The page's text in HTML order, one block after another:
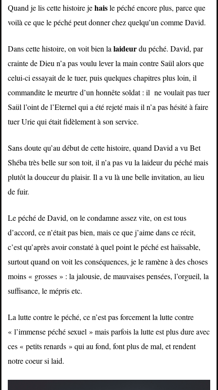
Quand je lis cette histoire jehaisle péché encore plus, parce que
voilà ce que le péché peut donner chez quelqu’un comme David.
Dans cette histoire, on voit bien lalaideurdu péché. David, par
crainte de Dieu n’a pas voulu lever la main contre Saül alors que
celui-ci essayait de le tuer, puis quelques chapitres plus loin, il
commandite le meurtre d’un honnête soldat : il ne voulait pas tuer
Saül l’oint de l’Eternel qui a été rejeté mais il n’a pas hésité à faire
tuer Urie qui était fidèlement à son service.
Sans doute qu’au début de cette histoire, quand David a vu Bet
Shéba très belle sur son toit, il n’a pas vu la laideur du péché mais
plutôt la douceur du plaisir. Il a vu là une belle invitation, au lieu
de fuir.
Le péché de David, on le condamne assez vite, on est tous
d’accord, ce n’était pas bien, mais ce que j’aime dans ce récit,
c’est qu’après avoir constaté à quel point le péché est haïssable,
surtout quand on voit les conséquences, je le ramène à des choses
moins « grosses » : la jalousie, de mauvaises pensées, l’orgueil, la
suffisance, le mépris etc.
La lutte contre le péché, ce n’est pas forcement la lutte contre
« l’immense péché sexuel » mais parfois la lutte est plus dure avec
ces « petits renards » qui au fond, font plus de mal, et rendent
notre coeur si laid.